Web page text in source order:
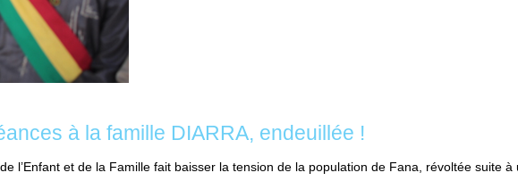
à la famille DIARRA, endeuillée !
l’Enfant et de la Famille fait baisser la tension de la population de Fana, révoltée suite